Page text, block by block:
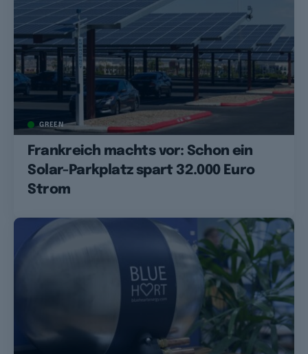
GREEN
Frankreich machts vor: Schon ein
Solar-Parkplatz spart 32.000 Euro
Strom